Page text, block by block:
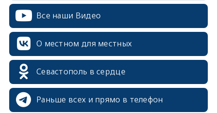
Все наши Видео
О местном для местных
Севастополь в сердце
Раньше всех и прямо в телефон